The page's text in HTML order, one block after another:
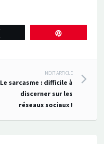
NEXT ARTICLE
Le sarcasme : difficile à
discerner sur les
réseaux sociaux !